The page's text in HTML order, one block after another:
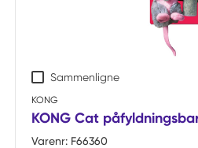
Sammenligne
KONG
KONG Cat
Varenr: F66360